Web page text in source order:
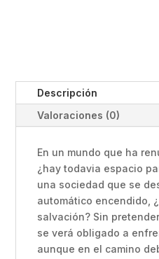
la
ruta
canaria
Miguel
Martí
(copia)
cantidad
Descripción
Valoraciones (0)
En un mundo que ha
¿hay todavia espacio
una sociedad que se
automático encendido,
salvación? Sin
se verá obligado a
aunque en el camino